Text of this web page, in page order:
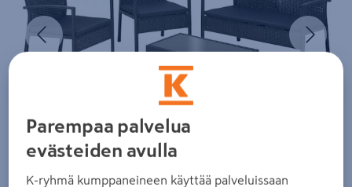
Edellinen
Parempaa palvelua
evästeiden avulla
K-ryhmä kumppaneineen käyttää palveluissaan